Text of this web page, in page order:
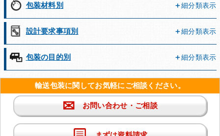
包装材料別 細分類表示
設計要求事項別 細分類表示
包装の目的別 細分類表示
輸送包装に関してお気軽にご相談ください。
✉ お問い合わせ・ご相談